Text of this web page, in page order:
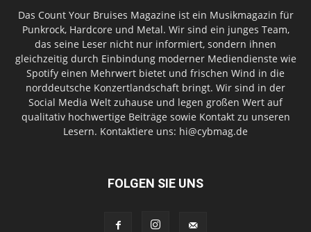
Das Count Your Bruises Magazine ist ein Musikmagazin für
Punkrock, Hardcore und Metal. Wir sind ein junges Team,
das seine Leser nicht nur informiert, sondern ihnen
gleichzeitig durch Einbindung moderner Mediendienste wie
Spotify einen Mehrwert bietet und frischen Wind in die
norddeutsche Konzertlandschaft bringt. Wir sind in der
Social Media Welt zuhause und legen großen Wert auf
qualitativ hochwertige Beiträge sowie Kontakt zu unseren
Lesern. Kontaktiere uns: hi@cybmag.de
FOLGEN SIE UNS